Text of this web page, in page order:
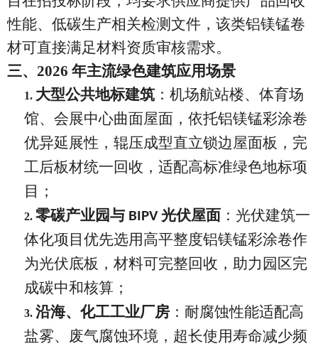
性能、低碳生产相关检测文件，该类铝镁锰卷
材可直接满足材料资质审核需求。
三、 2026 年主流绿色建筑应用场景
1. 大型公共地标建筑 ：机场航站楼、体育场
馆、会展中心曲面屋面，依托铝镁锰彩涂卷
优异延展性，辊压成型直立锁边屋面板，完
工后板材统一回收，适配高标准绿色地标项
目；
2. 零碳产业园与 BIPV光伏屋面 ：光伏建筑一
体化项目优先选用高平整度铝镁锰彩涂卷作
为光伏底板，材料可完整回收，助力园区完
成碳中和核算；
3. 沿海、化工工业厂房 ：耐腐蚀性能适配高
盐雾、废气腐蚀环境，超长使用寿命减少频